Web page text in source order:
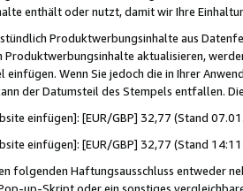
enthält oder nutzt, damit wir Ihre
Produktwerbungsinhalte aus
aktualisieren,
Wenn Sie jedoch die in Ihrer
der Datumsteil des Stempels entfallen.
einfügen]: [EUR/GBP] 32,77 (Stand
einfügen]: [EUR/GBP] 32,77 (Stand
folgenden Haftungsausschluss entweder
up-Skript oder ein sonstiges